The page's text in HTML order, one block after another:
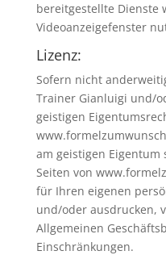
bereitgestellte Dienste
Videoanzeigefenster
Lizenz:
Sofern nicht
Trainer Gianluigi und/
geistigen
am geistigen Eigentum
Seiten von
für Ihren eigenen
und/oder ausdrucken,
Allgemeinen
Einschränkungen.